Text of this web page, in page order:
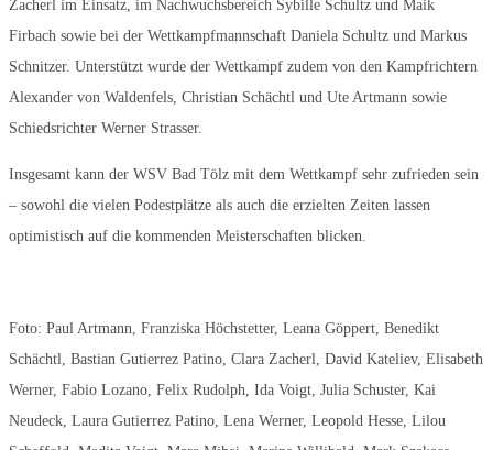
Zacherl im Einsatz, im Nachwuchsbereich Sybille Schultz und Maik
Firbach sowie bei der Wettkampfmannschaft Daniela Schultz und Markus
Schnitzer. Unterstützt wurde der Wettkampf zudem von den Kampfrichtern
Alexander von Waldenfels, Christian Schächtl und Ute Artmann sowie
Schiedsrichter Werner Strasser.
Insgesamt kann der WSV Bad Tölz mit dem Wettkampf sehr zufrieden sein
– sowohl die vielen Podestplätze als auch die erzielten Zeiten lassen
optimistisch auf die kommenden Meisterschaften blicken.
Foto: Paul Artmann, Franziska Höchstetter, Leana Göppert, Benedikt
Schächtl, Bastian Gutierrez Patino, Clara Zacherl, David Kateliev, Elisabeth
Werner, Fabio Lozano, Felix Rudolph, Ida Voigt, Julia Schuster, Kai
Neudeck, Laura Gutierrez Patino, Lena Werner, Leopold Hesse, Lilou